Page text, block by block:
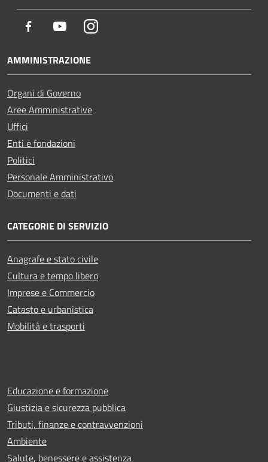
Facebook YoutubeInstagram
AMMINISTRAZIONE
Organi di Governo
Aree Amministrative
Uffici
Enti e fondazioni
Politici
Personale Amministrativo
Documenti e dati
CATEGORIE DI SERVIZIO
Anagrafe e stato civile
Cultura e tempo libero
Imprese e Commercio
Catasto e urbanistica
Mobilità e trasporti
Educazione e formazione
Giustizia e sicurezza pubblica
Tributi, finanze e contravvenzioni
Ambiente
Salute, benessere e assistenza